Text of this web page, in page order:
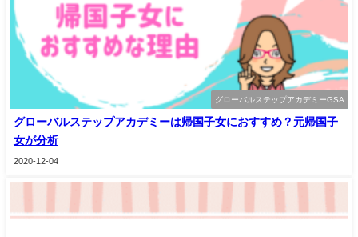
グローバルステップアカデミーGSA
グローバルステップアカデミーは帰国子女におすすめ？元帰国子
女が分析
2020-12-04